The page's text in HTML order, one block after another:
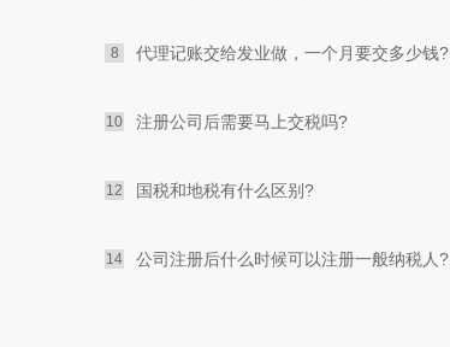
8 代理记账交给发业做，一个月要交多少钱?
10 注册公司后需要马上交税吗?
12 国税和地税有什么区别?
14 公司注册后什么时候可以注册一般纳税人?